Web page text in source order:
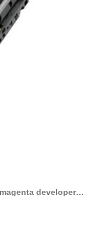
developer